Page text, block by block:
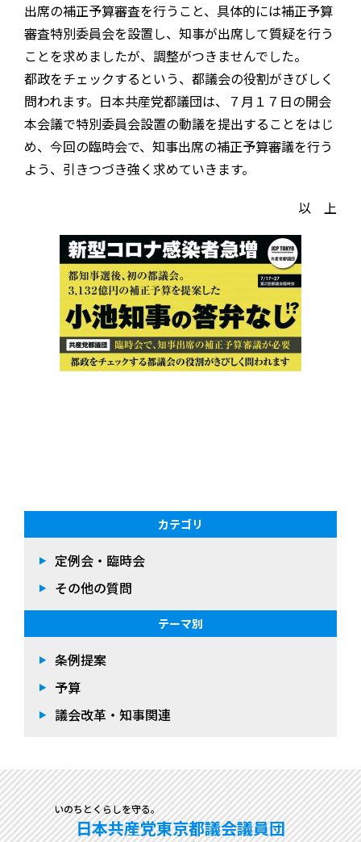
出席の補正予算審査を行うこと、具体的には補正予算
審査特別委員会を設置し、知事が出席して質疑を行う
ことを求めましたが、調整がつきませんでした。
都政をチェックするという、都議会の役割がきびしく
問われます。日本共産党都議団は、７月１７日の開会
本会議で特別委員会設置の動議を提出することをはじ
め、今回の臨時会で、知事出席の補正予算審議を行う
よう、引きつづき強く求めていきます。
以 上
カテゴリ
定例会・臨時会
その他の質問
テーマ別
条例提案
予算
議会改革・知事関連
いのちとくらしを守る。
日本共産党東京都議会議員団